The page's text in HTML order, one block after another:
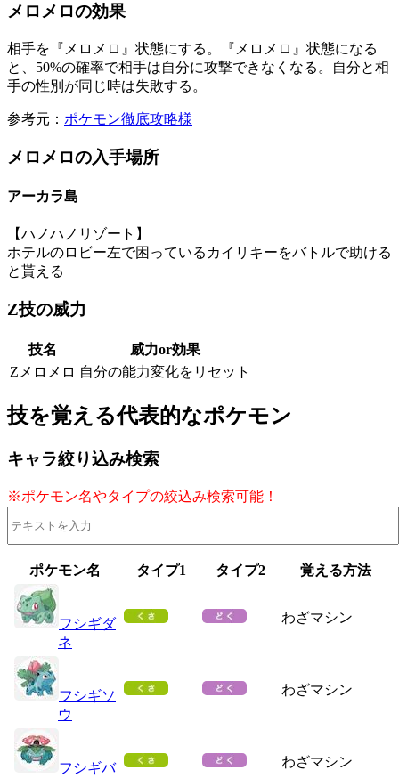
メロメロの効果
相手を『メロメロ』状態にする。『メロメロ』状態になる
と、50%の確率で相手は自分に攻撃できなくなる。自分と相
手の性別が同じ時は失敗する。
参考元： ポケモン徹底攻略様
メロメロの入手場所
アーカラ島
【ハノハノリゾート】
ホテルのロビー左で困っているカイリキーをバトルで助ける
と貰える
Z技の威力
技名
威力or効果
Zメロメロ 自分の能力変化をリセット
技を覚える代表的なポケモン
キャラ絞り込み検索
※ポケモン名やタイプの絞込み検索可能！
ポケモン名 タイプ1 タイプ2 覚える方法
フシギダ
ネ
わざマシン
フシギソ
ウ
わざマシン
フシギバ
わざマシン